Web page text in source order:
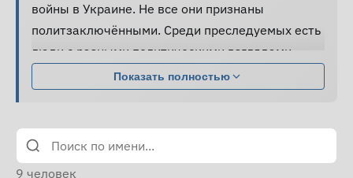
войны в Украине. Не все они признаны
политзаключёнными. Среди преследуемых есть
люди с разными политическими взглядами,
совершившие разные поступки.
жестокому обращению и пыткам, принуждаются
к признанию вины и не получают нормальной
юридической помощи, а правозащитники не
Показать полностью
9 человек